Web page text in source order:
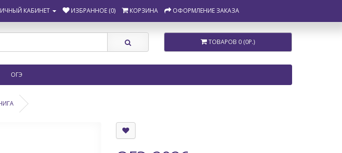
КАБИНЕТ ИЗБРАННОЕ (0) КОРЗИНА ОФОРМЛЕНИЕ ЗАКАЗА
ТОВАРОВ 0 (0Р.)
ОГЭ